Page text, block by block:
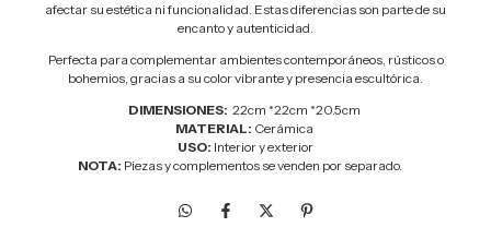
afectar su estética ni funcionalidad. Estas diferencias son parte de su
encanto y autenticidad.
Perfecta para complementar ambientes contemporáneos, rústicos o
bohemios, gracias a su color vibrante y presencia escultórica.
DIMENSIONES: 22cm *22cm *20.5cm
MATERIAL: Cerámica
USO: Interior y exterior
NOTA: Piezas y complementos se venden por separado.